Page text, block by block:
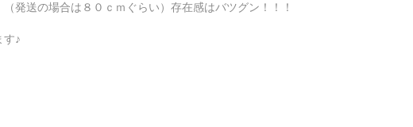
発送の場合は８０ｃｍぐらい）存在感はバツグン！！！
す♪